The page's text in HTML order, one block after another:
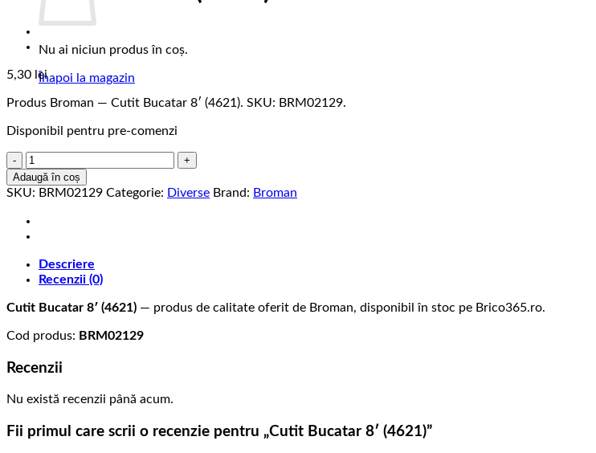
Nu ai niciun produs în coș.
Înapoi la magazin
5,30 lei
Produs Broman — Cutit Bucatar 8′ (4621). SKU: BRM02129.
Disponibil pentru pre-comenzi
Cantitate
Cutit
Bucatar
(4621)
Adaugă în coș
SKU: BRM02129 Categorie: Diverse Brand: Broman
Descriere
Recenzii (0)
Cutit Bucatar 8′ (4621) — produs de calitate oferit de Broman, disponibil în stoc pe Brico365.ro.
Cod produs: BRM02129
Recenzii
Nu există recenzii până acum.
Fii primul care scrii o recenzie pentru „Cutit Bucatar 8′ (4621)”